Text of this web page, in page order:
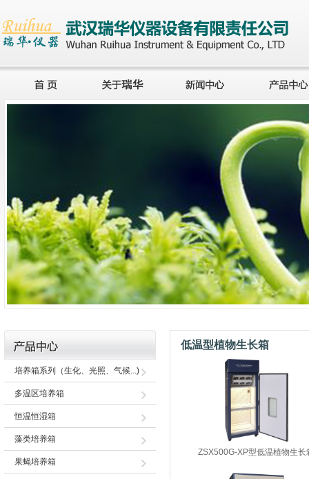
培养箱系列（生化、光照、气候...)
多温区培养箱
恒温恒湿箱
藻类培养箱
果蝇培养箱
低温型植物生长箱
ZSX500G-XP型低温植物生长